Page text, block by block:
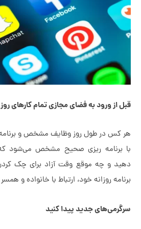
به فضای مجازی تمام کارهای روز را انجام
طول روز وظایف مشخص و برنامه دقیقی
ریزی صحیح مشخص می‌شود که چه
موقع وقت آزاد برای چک کردن فضای
خود، ارتباط با خانواده و همسر را نیز
جدید پیدا کنید